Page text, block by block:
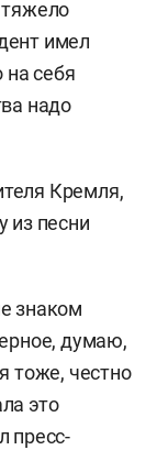
имел
на себя
надо
Кремля,
из песни
знаком
думаю,
тоже, честно
это
пресс-